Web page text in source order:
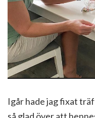
Igår hade jag fixat